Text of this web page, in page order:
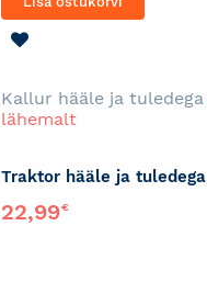
Kallur hääle ja tuledega
lähemalt
Traktor hääle ja tuledega
22,99€